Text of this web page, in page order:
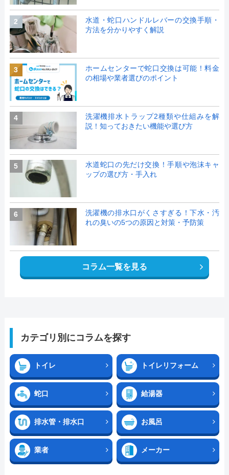
2
水道・蛇口ハンドルレバーの交換手順・
方法を分かりやすく解説
3
ホームセンターで蛇口交換は可能！料金
の相場や業者選びのポイント
4
洗濯機排水トラップ2種類や仕組みを解
説！知っておきたい機能や選び方
5
水道蛇口の先だけ交換！手順や泡沫キャ
ップの選び方・手入れ
6
洗濯機の排水口がくさすぎる！下水・汚
れの臭いの5つの原因と対策・予防策
コラム一覧を見る
カテゴリ別にコラムを探す
トイレ トイレリフォーム
蛇口 給湯器
排水管・排水口 お風呂
業者 メーカー